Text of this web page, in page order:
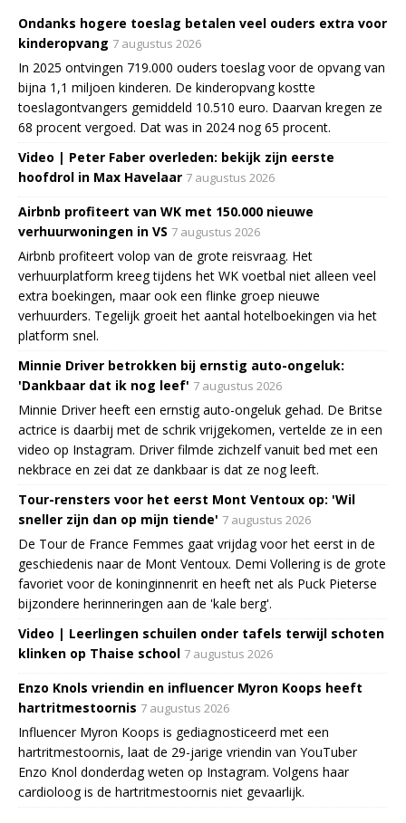
Ondanks hogere toeslag betalen veel ouders extra voor
kinderopvang 7 augustus 2026
In 2025 ontvingen 719.000 ouders toeslag voor de opvang van
bijna 1,1 miljoen kinderen. De kinderopvang kostte
toeslagontvangers gemiddeld 10.510 euro. Daarvan kregen ze
68 procent vergoed. Dat was in 2024 nog 65 procent.
Video | Peter Faber overleden: bekijk zijn eerste
hoofdrol in Max Havelaar 7 augustus 2026
Airbnb profiteert van WK met 150.000 nieuwe
verhuurwoningen in VS 7 augustus 2026
Airbnb profiteert volop van de grote reisvraag. Het
verhuurplatform kreeg tijdens het WK voetbal niet alleen veel
extra boekingen, maar ook een flinke groep nieuwe
verhuurders. Tegelijk groeit het aantal hotelboekingen via het
platform snel.
Minnie Driver betrokken bij ernstig auto-ongeluk:
'Dankbaar dat ik nog leef' 7 augustus 2026
Minnie Driver heeft een ernstig auto-ongeluk gehad. De Britse
actrice is daarbij met de schrik vrijgekomen, vertelde ze in een
video op Instagram. Driver filmde zichzelf vanuit bed met een
nekbrace en zei dat ze dankbaar is dat ze nog leeft.
Tour-rensters voor het eerst Mont Ventoux op: 'Wil
sneller zijn dan op mijn tiende' 7 augustus 2026
De Tour de France Femmes gaat vrijdag voor het eerst in de
geschiedenis naar de Mont Ventoux. Demi Vollering is de grote
favoriet voor de koninginnenrit en heeft net als Puck Pieterse
bijzondere herinneringen aan de 'kale berg'.
Video | Leerlingen schuilen onder tafels terwijl schoten
klinken op Thaise school 7 augustus 2026
Enzo Knols vriendin en influencer Myron Koops heeft
hartritmestoornis 7 augustus 2026
Influencer Myron Koops is gediagnosticeerd met een
hartritmestoornis, laat de 29-jarige vriendin van YouTuber
Enzo Knol donderdag weten op Instagram. Volgens haar
cardioloog is de hartritmestoornis niet gevaarlijk.